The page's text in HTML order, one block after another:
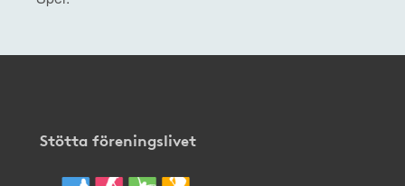
Stötta föreningslivet